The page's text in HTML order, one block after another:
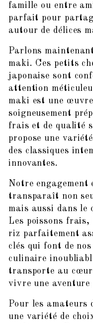
famille ou entre
parfait pour
autour de délices
Parlons
maki. Ces petits
japonaise sont
attention
maki est une
soigneusement
frais et de qualité
propose une
des classiques
innovantes.
Notre
transparaît non
mais aussi dans le
Les poissons
riz parfaitement
clés qui font de
culinaire
transporte au
vivre une aventure
Pour les amateurs
une variété de